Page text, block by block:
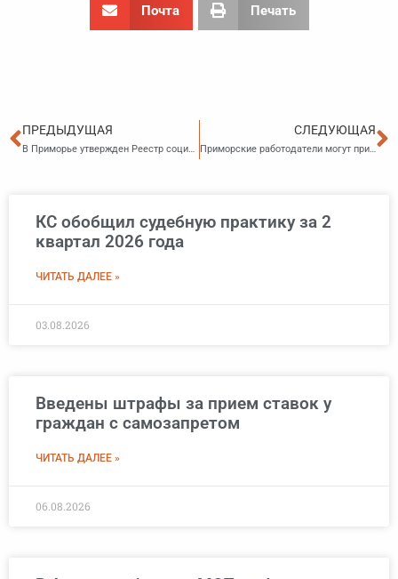
Почта Печать
Пред
ПРЕДЫДУЩАЯ
В Приморье утвержден Реестр социально и экономически значимых организаций
СЛЕДУЮЩАЯ
Приморские работодатели могут применять Рекомендации по организации наставничества в сфере труда
КС обобщил судебную практику за 2
квартал 2026 года
ЧИТАТЬ ДАЛЕЕ »
03.08.2026
Введены штрафы за прием ставок у
граждан с самозапретом
ЧИТАТЬ ДАЛЕЕ »
06.08.2026